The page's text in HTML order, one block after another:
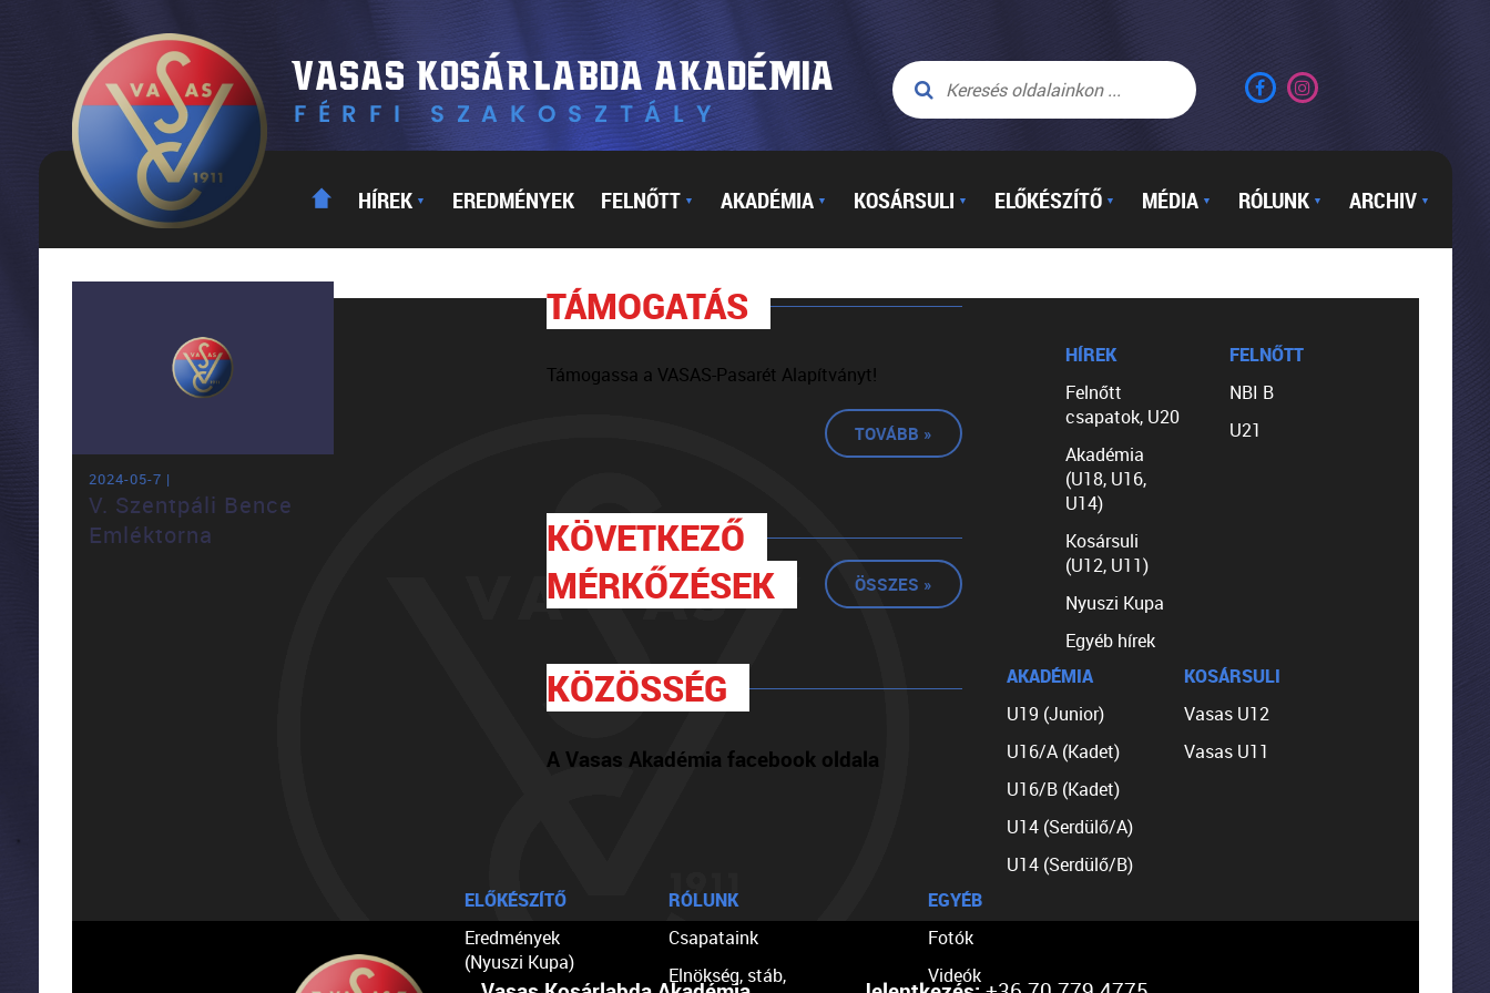
HÍREK ▼ EREDMÉNYEK FELNŐTT ▼ AKADÉMIA ▼ KOSÁRSULI ▼ ELŐKÉSZÍTŐ ▼ MÉDIA ▼ RÓLUNK ▼ ARCHIV ▼
2024-05-7 |
V. Szentpáli Bence
Emléktorna
TÁMOGATÁS
Támogassa a VASAS-Pasarét Alapítványt!
TOVÁBB »
KÖVETKEZŐ
MÉRKŐZÉSEK
ÖSSZES »
KÖZÖSSÉG
A Vasas Akadémia facebook oldala
HÍREK
Felnőtt
csapatok, U20
Akadémia
(U18, U16,
U14)
Kosársuli
(U12, U11)
Nyuszi Kupa
Egyéb hírek
FELNŐTT
NBI B
U21
AKADÉMIA
U19 (Junior)
U16/A (Kadet)
U16/B (Kadet)
U14 (Serdülő/A)
U14 (Serdülő/B)
KOSÁRSULI
Vasas U12
Vasas U11
ELŐKÉSZÍTŐ
Eredmények
(Nyuszi Kupa)
RÓLUNK
Csapataink
Elnökség, stáb,
EGYÉB
Fotók
Videók